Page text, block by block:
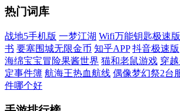
热门词库
战地5手机版 一梦江湖 Wifi万能钥匙极速版
书 要塞围城无限金币 知乎APP 抖音极速版
海绵宝宝冒险果酱世界 猫和老鼠游戏 穿
定事件簿 航海王热血航线 偶像梦幻祭2台
件哪个好